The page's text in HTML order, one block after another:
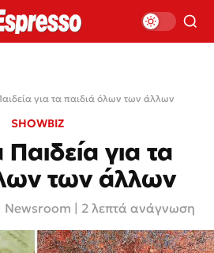
για τα παιδιά όλων των άλλων
SHOWBIZ
για τα
των άλλων
Newsroom | 2 λεπτά ανάγνωση